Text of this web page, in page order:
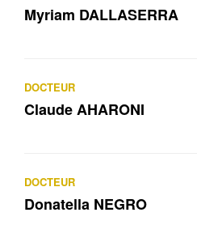
Myriam DALLASERRA
DOCTEUR
Claude AHARONI
DOCTEUR
Donatella NEGRO